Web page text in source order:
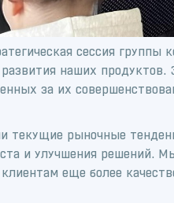
сессия
наших
за их
текущие рыночные
и улучшения решений.
еще более